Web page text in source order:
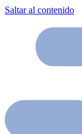
Saltar al contenido